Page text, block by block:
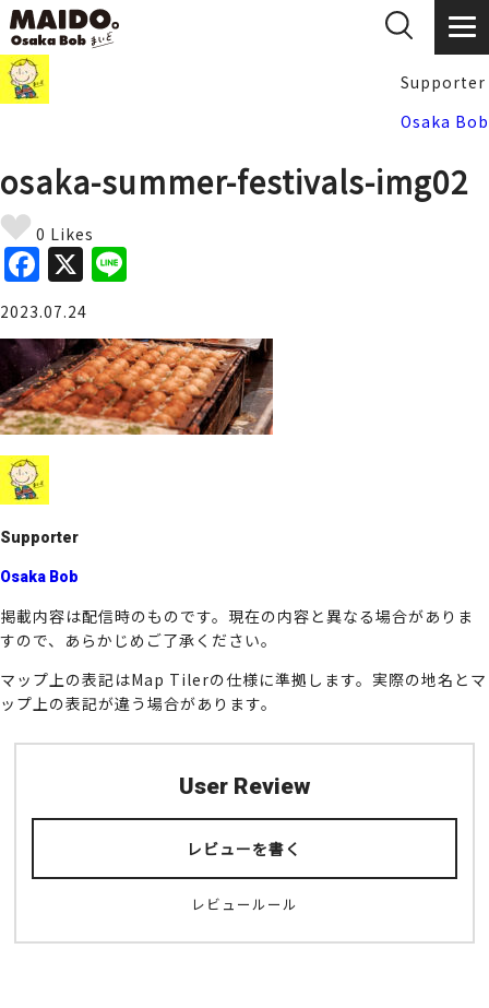
Supporter
Osaka Bob
osaka-summer-festivals-img02
0 Likes
F
a
c
e
b
o
o
k
X
e
2023.07.24
Supporter
Osaka Bob
掲載内容は配信時のものです。現在の内容と異なる場合がありま
すので、あらかじめご了承ください。
マップ上の表記はMap Tilerの仕様に準拠します。実際の地名とマ
ップ上の表記が違う場合があります。
User Review
レビューを書く
レビュールール